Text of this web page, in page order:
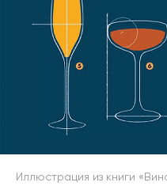
Иллюстрация из книги